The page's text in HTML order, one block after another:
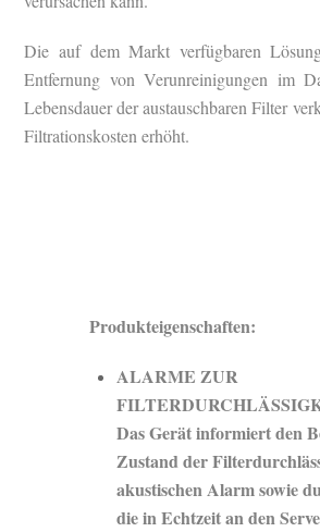
Die auf dem Markt verfügbaren
Entfernung von Verunreinigungen im
Lebensdauer der austauschbaren Filter
Filtrationskosten erhöht.
Produkteigenschaften:
ALARME ZUR
Das Gerät informiert den
Zustand der
akustischen Alarm sowie
die in Echtzeit an den